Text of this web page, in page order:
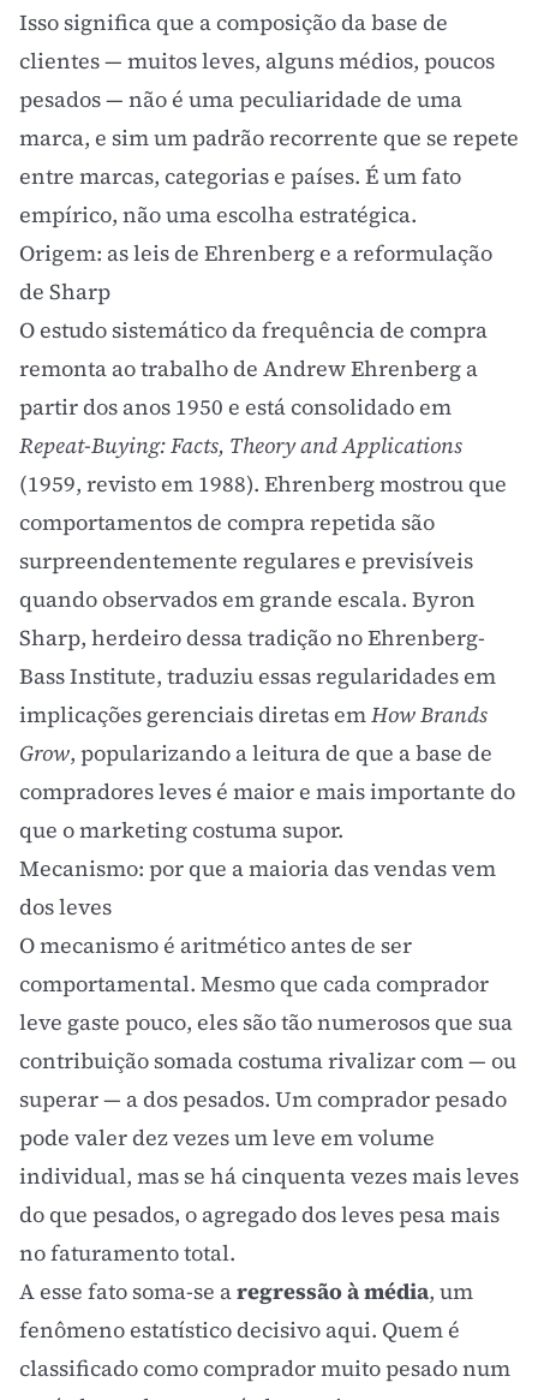
Isso significa que a composição da base de
clientes — muitos leves, alguns médios, poucos
pesados — não é uma peculiaridade de uma
marca, e sim um padrão recorrente que se repete
entre marcas, categorias e países. É um fato
empírico, não uma escolha estratégica.
Origem: as leis de Ehrenberg e a reformulação
de Sharp
O estudo sistemático da frequência de compra
remonta ao trabalho de Andrew Ehrenberg a
partir dos anos 1950 e está consolidado em
Repeat-Buying: Facts, Theory and Applications
(1959, revisto em 1988). Ehrenberg mostrou que
comportamentos de compra repetida são
surpreendentemente regulares e previsíveis
quando observados em grande escala. Byron
Sharp, herdeiro dessa tradição no Ehrenberg-
Bass Institute, traduziu essas regularidades em
implicações gerenciais diretas emHow Brands
Grow, popularizando a leitura de que a base de
compradores leves é maior e mais importante do
que o marketing costuma supor.
Mecanismo: por que a maioria das vendas vem
dos leves
O mecanismo é aritmético antes de ser
comportamental. Mesmo que cada comprador
leve gaste pouco, eles são tão numerosos que sua
contribuição somada costuma rivalizar com — ou
superar — a dos pesados. Um comprador pesado
pode valer dez vezes um leve em volume
individual, mas se há cinquenta vezes mais leves
do que pesados, o agregado dos leves pesa mais
no faturamento total.
A esse fato soma-se aregressão à média, um
fenômeno estatístico decisivo aqui. Quem é
classificado como comprador muito pesado num